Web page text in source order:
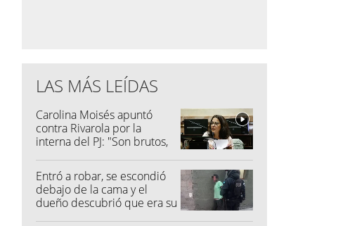
LAS MÁS LEÍDAS
Carolina Moisés apuntó
contra Rivarola por la
interna del PJ: "Son brutos,
Entró a robar, se escondió
debajo de la cama y el
dueño descubrió que era su